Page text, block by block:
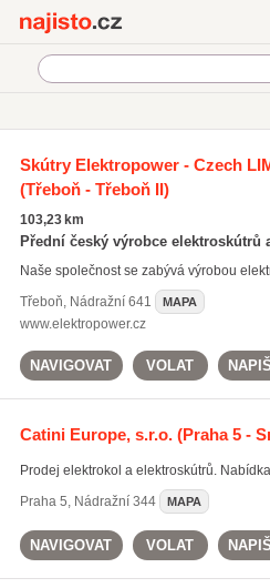
Jízdní kola a cyklistické potřeby
Skútry Elektropower - Czech
(Třeboň - Třeboň II)
103,23 km
Přední český výrobce elektroskútrů
Naše společnost se zabývá výrobou
Třeboň, Nádražní 641 MAPA
www.elektropower.cz
NAVIGOVAT VOLAT
Catini Europe, s.r.o.(Praha 5 -
Prodej elektrokol a elektroskútrů.
Praha 5, Nádražní 344 MAPA
NAVIGOVAT VOLAT